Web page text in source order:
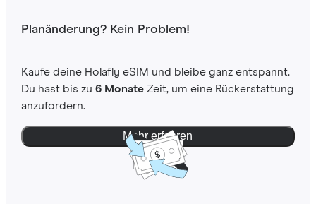
Planänderung? Kein Problem!
Kaufe deine Holafly eSIM und bleibe ganz entspannt.
Du hast bis zu 6 MonateZeit, um eine Rückerstattung
anzufordern.
Mehr erfahren